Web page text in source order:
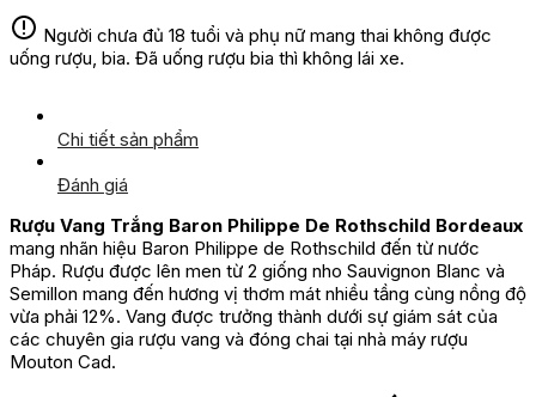
Người chưa đủ 18 tuổi và phụ nữ mang thai không được
uống rượu, bia. Đã uống rượu bia thì không lái xe.
Chi tiết sản phẩm
Đánh giá
Rượu Vang Trắng Baron Philippe De Rothschild Bordeaux
mang nhãn hiệu Baron Philippe de Rothschild đến từ nước
Pháp. Rượu được lên men từ 2 giống nho Sauvignon Blanc và
Semillon mang đến hương vị thơm mát nhiều tầng cùng nồng độ
vừa phải 12%. Vang được trưởng thành dưới sự giám sát của
các chuyên gia rượu vang và đóng chai tại nhà máy rượu
Mouton Cad.